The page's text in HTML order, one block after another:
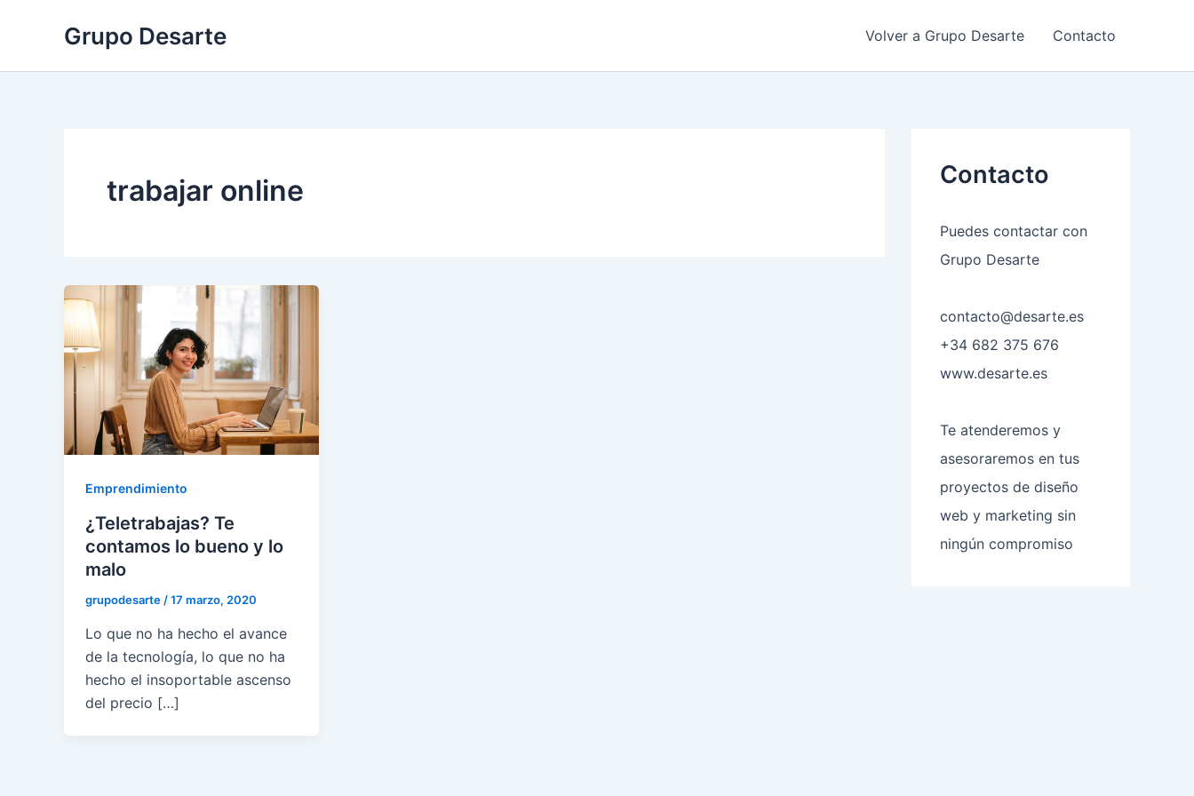
Grupo Desarte Volver a Grupo Desarte Contacto
trabajar online
Emprendimiento
¿Teletrabajas? Te
contamos lo bueno y lo
malo
grupodesarte/17 marzo, 2020
Lo que no ha hecho el avance
de la tecnología, lo que no ha
hecho el insoportable ascenso
del precio […]
Contacto
Puedes contactar con
Grupo Desarte
contacto@desarte.es
+34 682 375 676
www.desarte.es
Te atenderemos y
asesoraremos en tus
proyectos de diseño
web y marketing sin
ningún compromiso